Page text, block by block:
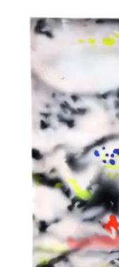
Jean-